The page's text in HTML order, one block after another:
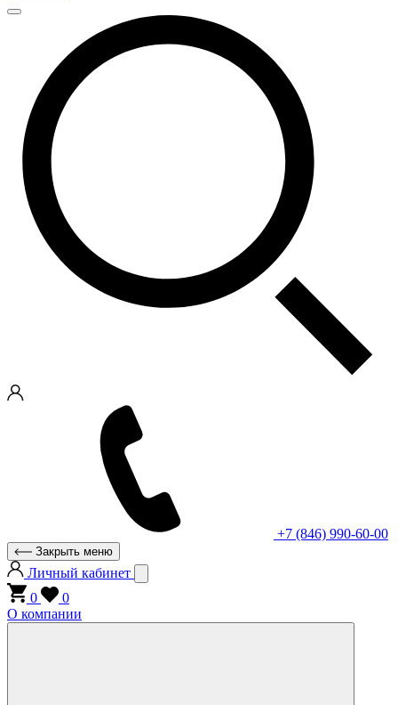
+7 (846) 990-60-00
Закрыть меню
Личный кабинет
0
0
О компании